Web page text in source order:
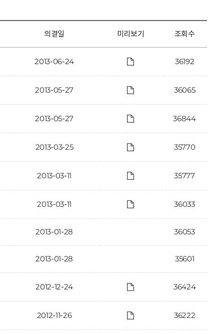
의결일 미리보기 조회수
2013-06-24 36192
2013-05-27 36065
2013-05-27 36844
2013-03-25 35770
2013-03-11 35777
2013-03-11 36033
2013-01-28 36053
2013-01-28 35601
2012-12-24 36424
2012-11-26 36222